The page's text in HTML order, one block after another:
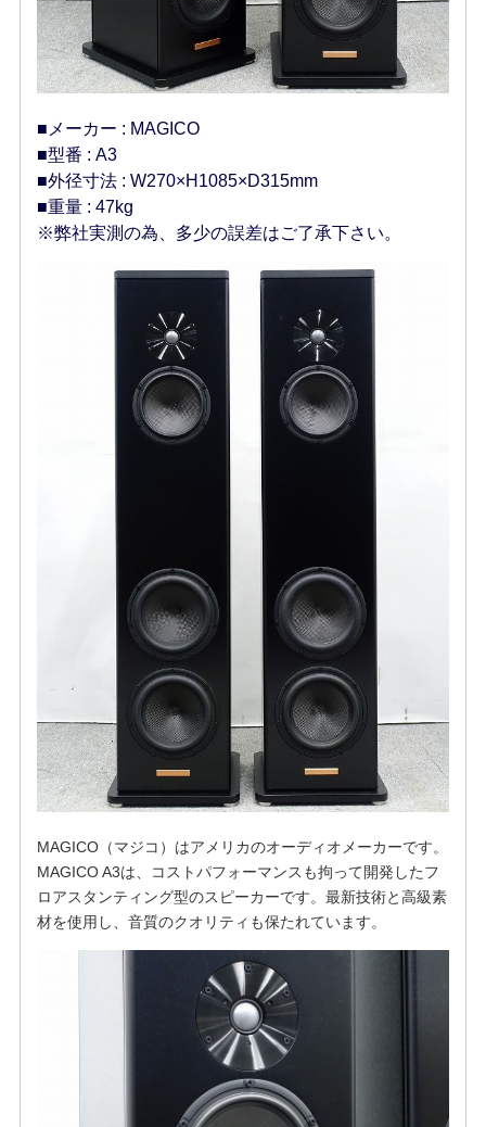
■メーカー : MAGICO
■型番 : A3
■外径寸法 : W270×H1085×D315mm
■重量 : 47kg
※弊社実測の為、多少の誤差はご了承下さい。
MAGICO（マジコ）はアメリカのオーディオメーカーです。
MAGICO A3は、コストパフォーマンスも拘って開発したフ
ロアスタンティング型のスピーカーです。最新技術と高級素
材を使用し、音質のクオリティも保たれています。